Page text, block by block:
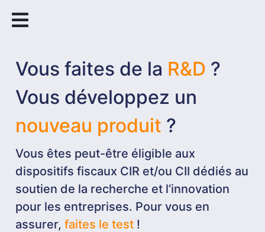
Vous faites de la R&D ?
Vous développez un
nouveau produit ?
Vous êtes peut-être éligible aux
dispositifs fiscaux CIR et/ou CII dédiés au
soutien de la recherche et l’innovation
pour les entreprises. Pour vous en
assurer, faites le test !
Je m'abonne à la newsletter